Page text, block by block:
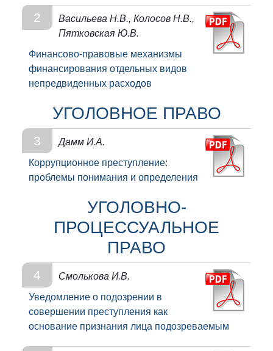
2
Васильева Н.В., Колосов Н.В.,
Пятковская Ю.В.
Финансово-правовые механизмы
финансирования отдельных видов
непредвиденных расходов
УГОЛОВНОЕ ПРАВО
3
Дамм И.А.
Коррупционное преступление:
проблемы понимания и определения
УГОЛОВНО-
ПРОЦЕССУАЛЬНОЕ
ПРАВО
4
Смолькова И.В.
Уведомление о подозрении в
совершении преступления как
основание признания лица подозреваемым